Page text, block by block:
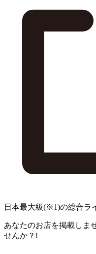
日本最大級(※1)の総合ラ
あなたのお店を掲載しま
せんか？!